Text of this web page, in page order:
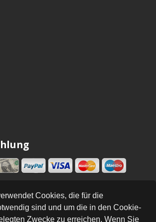
Cookies, die für die
sind und um die in den Cookie-
Zwecke zu erreichen. Wenn Sie